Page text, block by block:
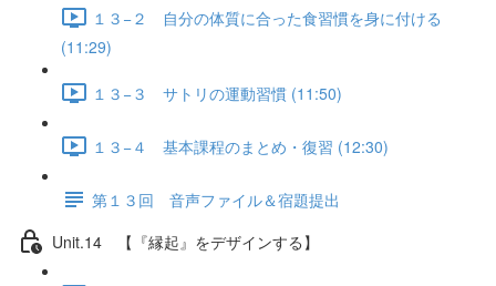
１３−２ 自分の体質に合った食習慣を身に付ける
(11:29)
１３−３ サトリの運動習慣 (11:50)
１３−４ 基本課程のまとめ・復習 (12:30)
第１３回 音声ファイル＆宿題提出
Unit.14 【『縁起』をデザインする】